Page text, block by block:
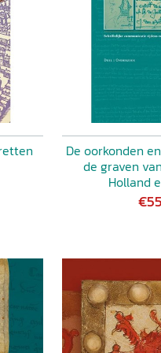
De oorkonden
de graven
Holland